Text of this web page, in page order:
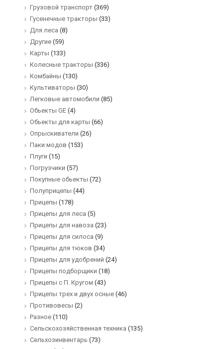
Грузовой транспорт (369)
Гусенечные тракторы (33)
Для леса (8)
Другие (59)
Карты (133)
Колесные тракторы (336)
Комбайны (130)
Культиваторы (30)
Легковые автомобили (85)
Обьекты GE (4)
Обьекты для карты (66)
Опрыскиватели (26)
Паки модов (153)
Плуги (15)
Погрузчики (57)
Покупные обьекты (72)
Полуприцепы (44)
Прицепы (178)
Прицепы для леса (5)
Прицепы для навоза (23)
Прицепы для силоса (9)
Прицепы для тюков (34)
Прицепы для удобрений (24)
Прицепы подборщики (18)
Прицепы с П. Кругом (43)
Прицепы трех и двух осные (46)
Противовесы (2)
Разное (110)
Сельскохозяйственная техника (135)
Сельхозинвентарь (73)